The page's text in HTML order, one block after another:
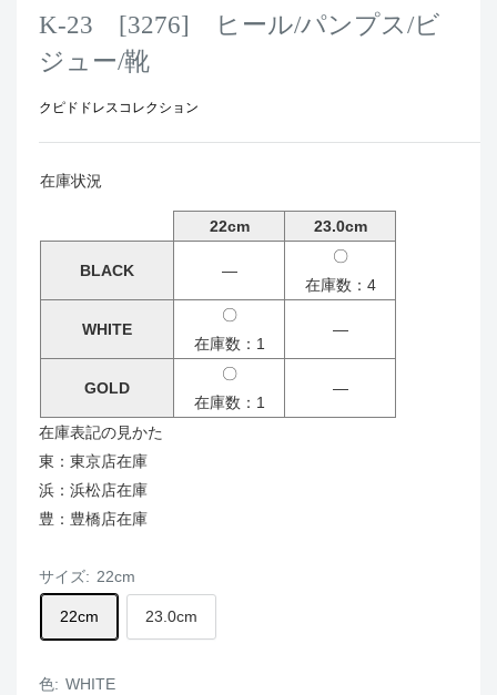
K-23 [3276] ヒール/パンプス/ビ
ジュー/靴
クピドドレスコレクション
在庫状況
22cm 23.0cm
BLACK ―
〇
在庫数：4
WHITE
〇
在庫数：1
―
GOLD
〇
在庫数：1
―
在庫表記の見かた
東：東京店在庫
浜：浜松店在庫
豊：豊橋店在庫
サイズ: 22cm
22cm 23.0cm
色: WHITE